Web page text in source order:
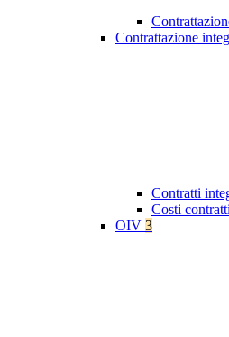
Contrattazione
Contratti
Costi
OIV 3